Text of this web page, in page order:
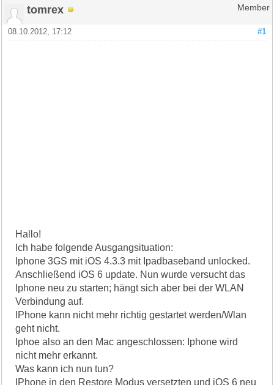
tomrex Member
#1
08.10.2012, 17:12
Hallo!
Ich habe folgende Ausgangsituation:
Iphone 3GS mit iOS 4.3.3 mit Ipadbaseband unlocked.
Anschließend iOS 6 update. Nun wurde versucht das
Iphone neu zu starten; hängt sich aber bei der WLAN
Verbindung auf.
IPhone kann nicht mehr richtig gestartet werden/Wlan
geht nicht.
Iphoe also an den Mac angeschlossen: Iphone wird
nicht mehr erkannt.
Was kann ich nun tun?
IPhone in den Restore Modus versetzten und iOS 6 neu